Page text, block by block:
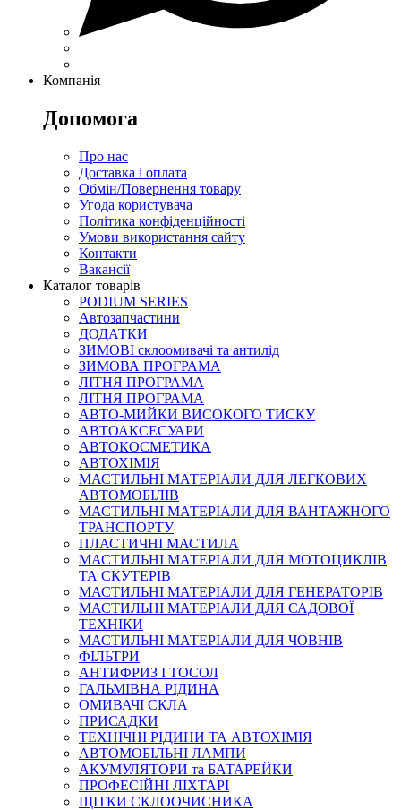
Компанія
Допомога
Про нас
Доставка і оплата
Обмін/Повернення товару
Угода користувача
Політика конфіденційності
Умови використання сайту
Контакти
Вакансії
Каталог товарів
PODIUM SERIES
Автозапчастини
ДОДАТКИ
ЗИМОВІ склоомивачі та антилід
ЗИМОВА ПРОГРАМА
ЛІТНЯ ПРОГРАМА
ЛІТНЯ ПРОГРАМА
АВТО-МИЙКИ ВИСОКОГО ТИСКУ
АВТОАКСЕСУАРИ
АВТОКОСМЕТИКА
АВТОХІМІЯ
МАСТИЛЬНІ МАТЕРІАЛИ ДЛЯ ЛЕГКОВИХ
АВТОМОБІЛІВ
МАСТИЛЬНІ МАТЕРІАЛИ ДЛЯ ВАНТАЖНОГО
ТРАНСПОРТУ
ПЛАСТИЧНІ МАСТИЛА
МАСТИЛЬНІ МАТЕРІАЛИ ДЛЯ МОТОЦИКЛІВ
ТА СКУТЕРІВ
МАСТИЛЬНІ МАТЕРІАЛИ ДЛЯ ГЕНЕРАТОРІВ
МАСТИЛЬНІ МАТЕРІАЛИ ДЛЯ САДОВОЇ
ТЕХНІКИ
МАСТИЛЬНІ МАТЕРІАЛИ ДЛЯ ЧОВНІВ
ФІЛЬТРИ
АНТИФРИЗ І ТОСОЛ
ГАЛЬМІВНА РІДИНА
ОМИВАЧІ СКЛА
ПРИСАДКИ
ТЕХНІЧНІ РІДИНИ ТА АВТОХІМІЯ
АВТОМОБІЛЬНІ ЛАМПИ
АКУМУЛЯТОРИ та БАТАРЕЙКИ
ПРОФЕСІЙНІ ЛІХТАРІ
ЩІТКИ СКЛООЧИСНИКА